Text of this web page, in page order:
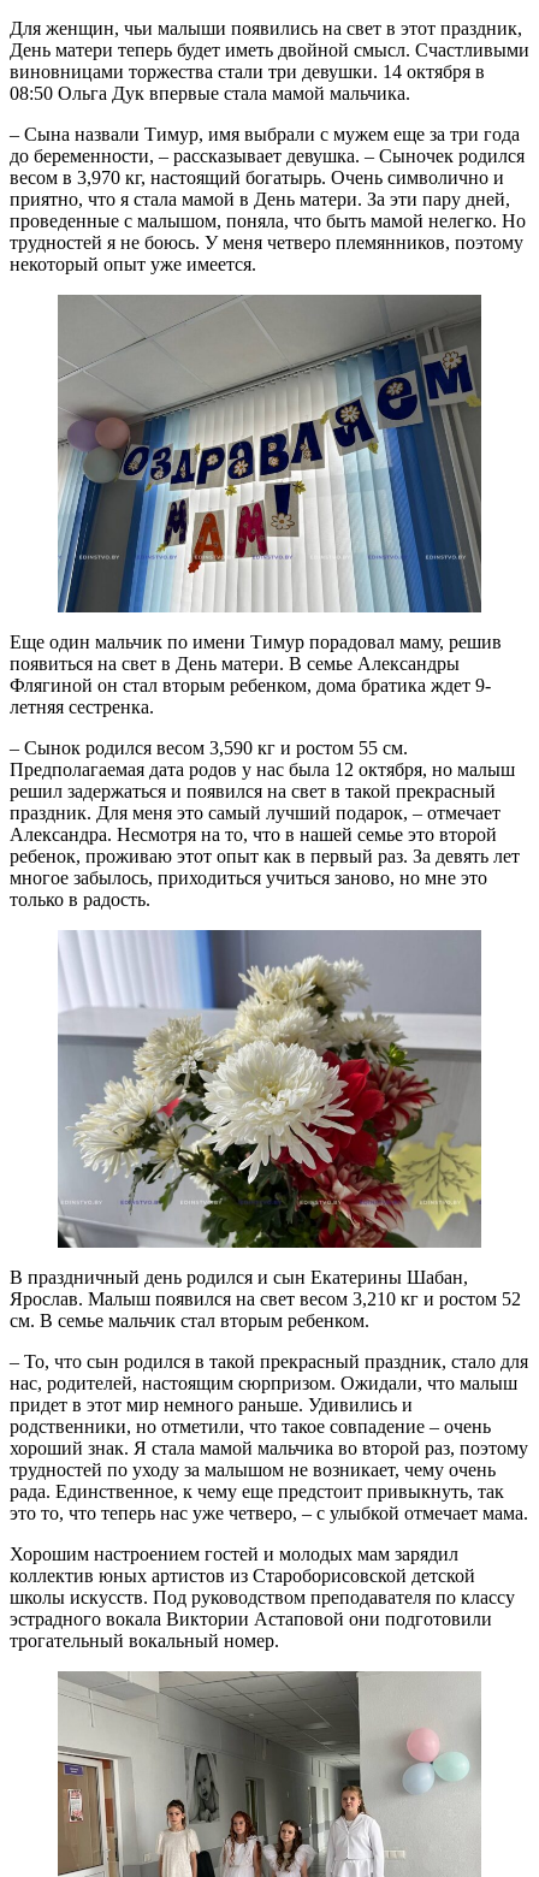
Для женщин, чьи малыши появились на свет в этот праздник,
День матери теперь будет иметь двойной смысл. Счастливыми
виновницами торжества стали три девушки. 14 октября в
08:50 Ольга Дук впервые стала мамой мальчика.
– Сына назвали Тимур, имя выбрали с мужем еще за три года
до беременности, – рассказывает девушка. – Сыночек родился
весом в 3,970 кг, настоящий богатырь. Очень символично и
приятно, что я стала мамой в День матери. За эти пару дней,
проведенные с малышом, поняла, что быть мамой нелегко. Но
трудностей я не боюсь. У меня четверо племянников, поэтому
некоторый опыт уже имеется.
Еще один мальчик по имени Тимур порадовал маму, решив
появиться на свет в День матери. В семье Александры
Флягиной он стал вторым ребенком, дома братика ждет 9-
летняя сестренка.
– Сынок родился весом 3,590 кг и ростом 55 см.
Предполагаемая дата родов у нас была 12 октября, но малыш
решил задержаться и появился на свет в такой прекрасный
праздник. Для меня это самый лучший подарок, – отмечает
Александра. Несмотря на то, что в нашей семье это второй
ребенок, проживаю этот опыт как в первый раз. За девять лет
многое забылось, приходиться учиться заново, но мне это
только в радость.
В праздничный день родился и сын Екатерины Шабан,
Ярослав. Малыш появился на свет весом 3,210 кг и ростом 52
см. В семье мальчик стал вторым ребенком.
– То, что сын родился в такой прекрасный праздник, стало для
нас, родителей, настоящим сюрпризом. Ожидали, что малыш
придет в этот мир немного раньше. Удивились и
родственники, но отметили, что такое совпадение – очень
хороший знак. Я стала мамой мальчика во второй раз, поэтому
трудностей по уходу за малышом не возникает, чему очень
рада. Единственное, к чему еще предстоит привыкнуть, так
это то, что теперь нас уже четверо, – с улыбкой отмечает мама.
Хорошим настроением гостей и молодых мам зарядил
коллектив юных артистов из Староборисовской детской
школы искусств. Под руководством преподавателя по классу
эстрадного вокала Виктории Астаповой они подготовили
трогательный вокальный номер.